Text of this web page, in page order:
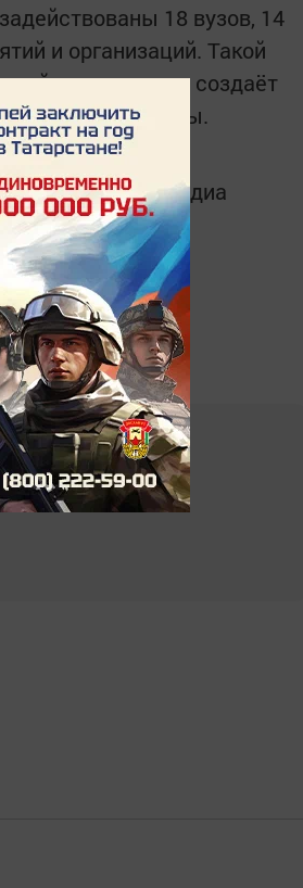
18 вузов, 14
и организаций. Такой
капитал — он создаёт
бизнес‑проекты.
каналеТатмедиа
MАХ: